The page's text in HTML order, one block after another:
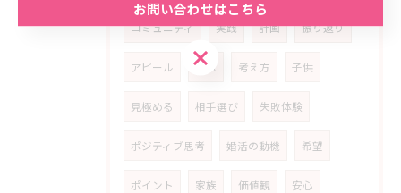
コミュニティ 実践 計画 振り返り
アピール 学ぶ 考え方 子供
見極める 相手選び 失敗体験
ポジティブ思考 婚活の動機 希望
ポイント 家族 価値観 安心
お問い合わせはこちら
お問い合わせはこちら